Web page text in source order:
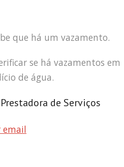
que há um vazamento.
se há vazamentos em
de água.
de Serviços